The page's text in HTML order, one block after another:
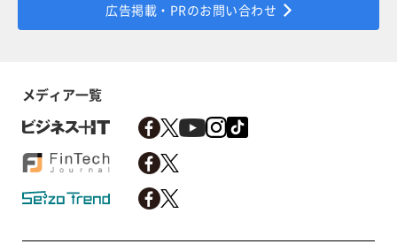
広告掲載・PRのお問い合わせ
メディア一覧